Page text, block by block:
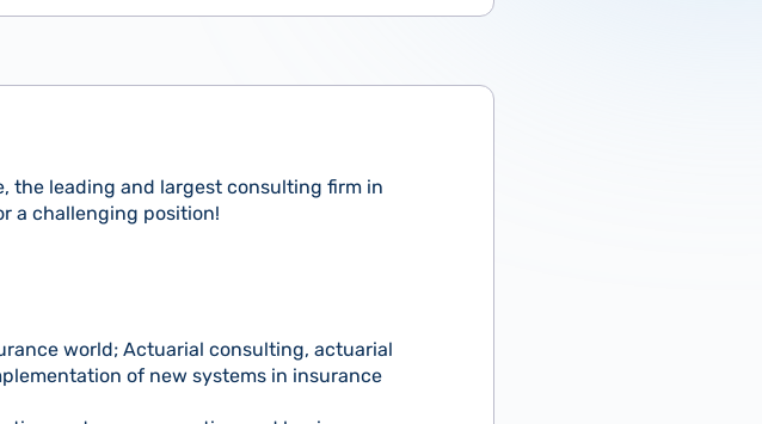
the leading and largest consulting firm in
a challenging position!
world; Actuarial consulting, actuarial
of new systems in insurance